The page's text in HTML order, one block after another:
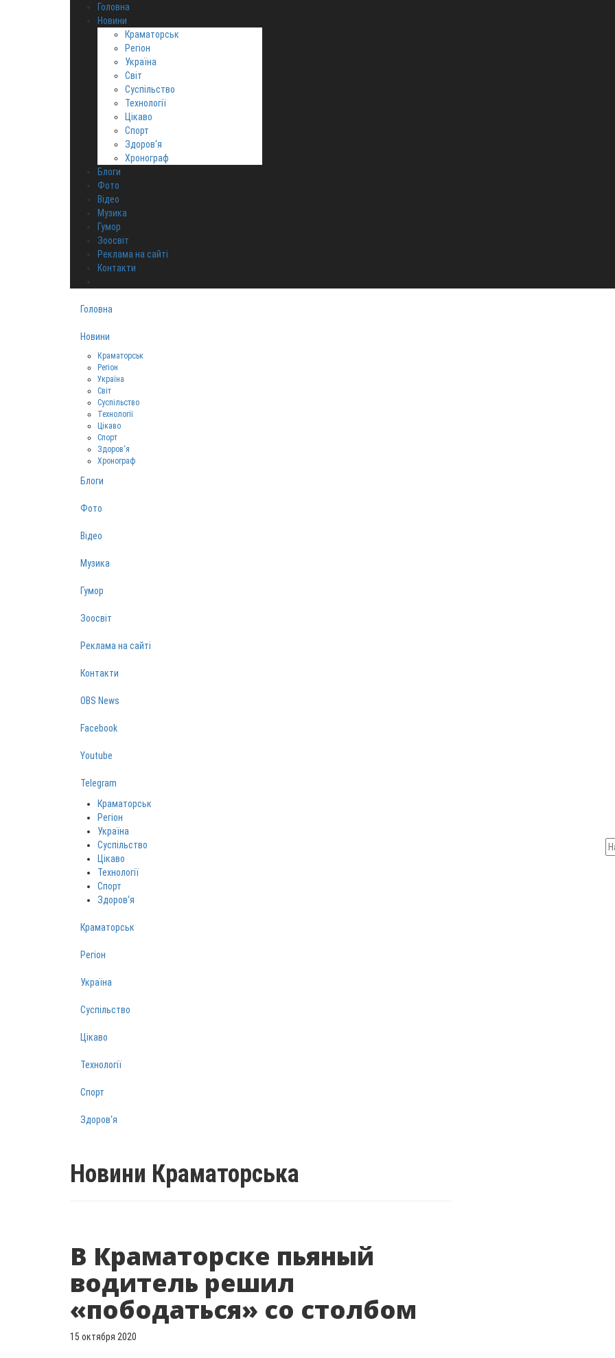
Головна
Новини
Краматорськ
Регіон
Україна
Світ
Суспільство
Технології
Цікаво
Спорт
Здоров‘я
Хронограф
Блоги
Фото
Відео
Музика
Гумор
Зоосвіт
Реклама на сайті
Контакти
Головна
Новини
Краматорськ
Регіон
Україна
Світ
Суспільство
Технології
Цікаво
Спорт
Здоров‘я
Хронограф
Блоги
Фото
Відео
Музика
Гумор
Зоосвіт
Реклама на сайті
Контакти
OBS News
Facebook
Youtube
Telegram
Краматорськ
Регіон
Україна
Суспільство
Цікаво
Технології
Спорт
Здоров‘я
Краматорськ
Регіон
Україна
Суспільство
Цікаво
Технології
Спорт
Здоров‘я
Новини Краматорська
В Краматорске пьяный
водитель решил
«пободаться» со столбом
15 октября 2020